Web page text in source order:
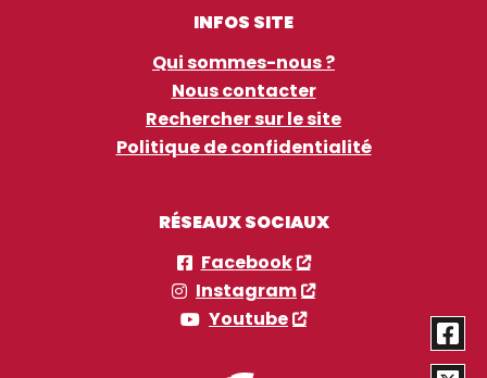
INFOS SITE
Qui sommes-nous ?
Nous contacter
Rechercher sur le site
Politique de confidentialité
RÉSEAUX SOCIAUX
Facebook
Instagram
Youtube